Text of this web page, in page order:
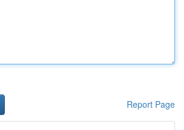
Report Page